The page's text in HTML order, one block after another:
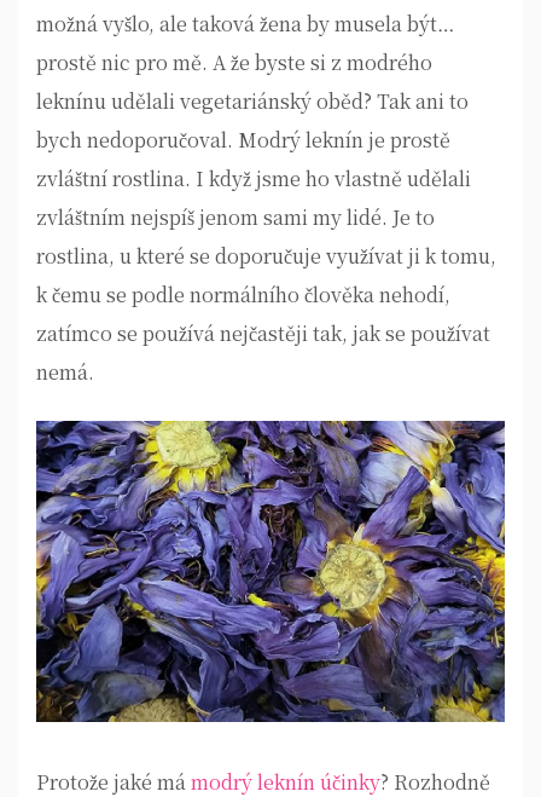
možná vyšlo, ale taková žena by musela být…
prostě nic pro mě. A že byste si z modrého
leknínu udělali vegetariánský oběd? Tak ani to
bych nedoporučoval. Modrý leknín je prostě
zvláštní rostlina. I když jsme ho vlastně udělali
zvláštním nejspíš jenom sami my lidé. Je to
rostlina, u které se doporučuje využívat ji k tomu,
k čemu se podle normálního člověka nehodí,
zatímco se používá nejčastěji tak, jak se používat
nemá.
Protože jaké má modrý leknín účinky? Rozhodně